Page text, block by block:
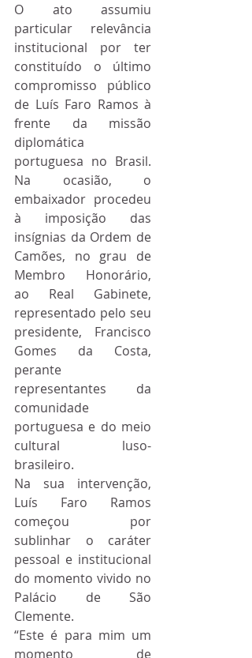
O ato assumiu
particular relevância
institucional por ter
constituído o último
compromisso público
de Luís Faro Ramos à
frente da missão
diplomática
portuguesa no Brasil.
Na ocasião, o
embaixador procedeu
à imposição das
insígnias da Ordem de
Camões, no grau de
Membro Honorário,
ao Real Gabinete,
representado pelo seu
presidente, Francisco
Gomes da Costa,
perante
representantes da
comunidade
portuguesa e do meio
cultural luso-
brasileiro.
Na sua intervenção,
Luís Faro Ramos
começou por
sublinhar o caráter
pessoal e institucional
do momento vivido no
Palácio de São
Clemente.
“Este é para mim um
momento de